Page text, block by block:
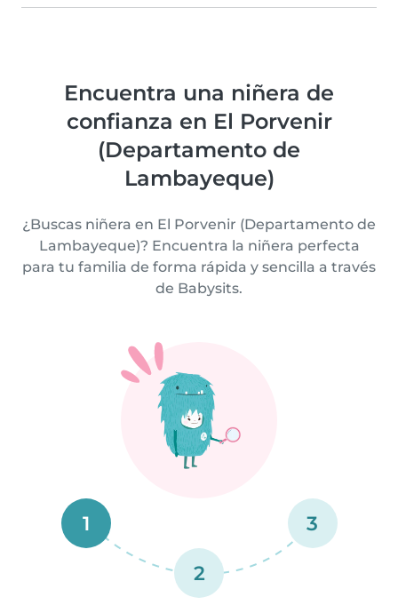
Encuentra una niñera de
confianza en El Porvenir
(Departamento de
Lambayeque)
¿Buscas niñera en El Porvenir (Departamento de
Lambayeque)? Encuentra la niñera perfecta
para tu familia de forma rápida y sencilla a través
de Babysits.
1
2
3